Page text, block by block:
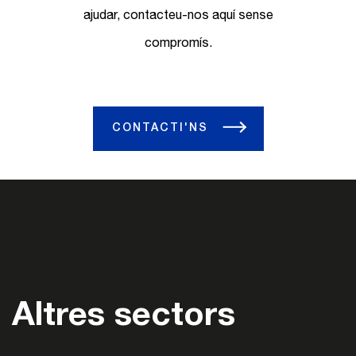
ajudar, contacteu-nos aquí sense
compromís.
CONTACTI'NS
Altres sectors